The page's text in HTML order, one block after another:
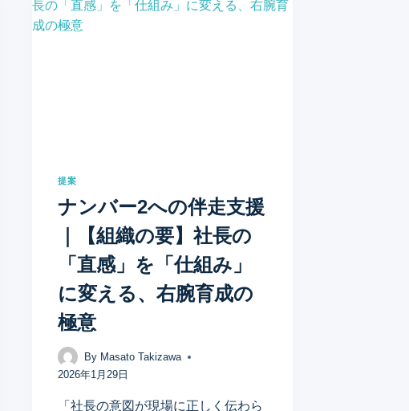
提案
ナンバー2への伴走支援
｜【組織の要】社長の
「直感」を「仕組み」
に変える、右腕育成の
極意
By Masato Takizawa
2026年1月29日
「社長の意図が現場に正しく伝わら